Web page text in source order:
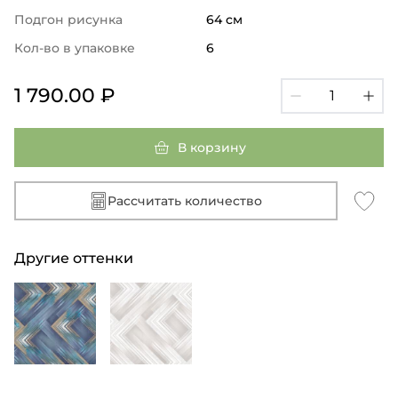
Подгон рисунка
64 см
Кол-во в упаковке
6
1 790.00 ₽
В корзину
Рассчитать количество
Другие оттенки